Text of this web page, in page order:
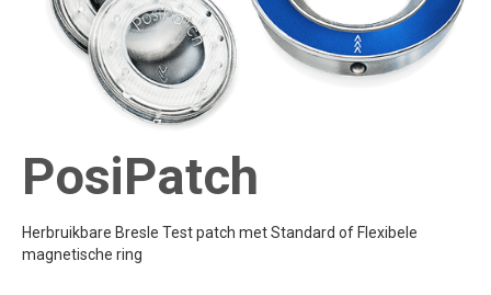
PosiPatch
Herbruikbare Bresle Test patch met Standard of Flexibele
magnetische ring